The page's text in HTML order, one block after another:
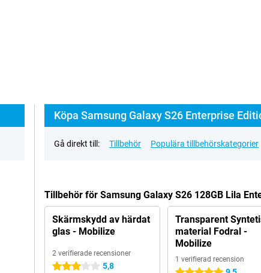
Köpa Samsung Galaxy S26 Enterprise
Gå direkt till: Tillbehör Populära tillbehörskategorier
Tillbehör för Samsung Galaxy S26 128GB Lila
Skärmskydd av härdat
glas - Mobilize
2 verifierade recensioner
3 stjärnor 5,8
Transparent
material Fodral -
Mobilize
1 verifierad recension